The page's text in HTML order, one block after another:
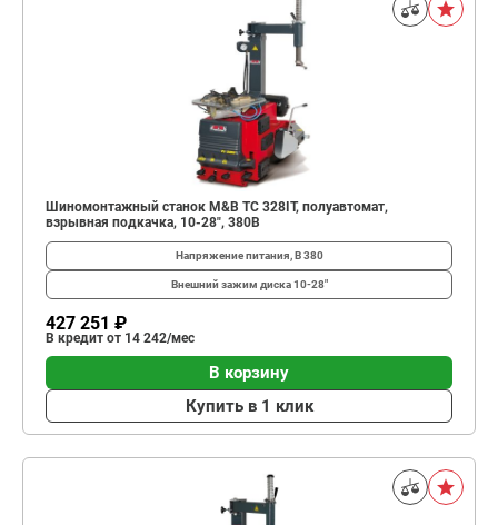
Шиномонтажный станок M&B TC 328IT, полуавтомат,
взрывная подкачка, 10-28", 380В
Напряжение питания, В380
Внешний зажим диска10-28"
427 251 ₽
В кредит от 14 242/мес
В корзину
Купить в 1 клик